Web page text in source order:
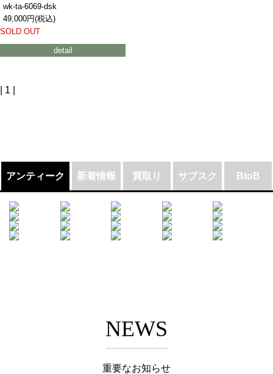
wk-ta-6069-dsk
49,000円(税込)
SOLD OUT
detail
| 1 |
アンティーク 新着情報 買取り サブスク BtoB
NEWS
重要なお知らせ